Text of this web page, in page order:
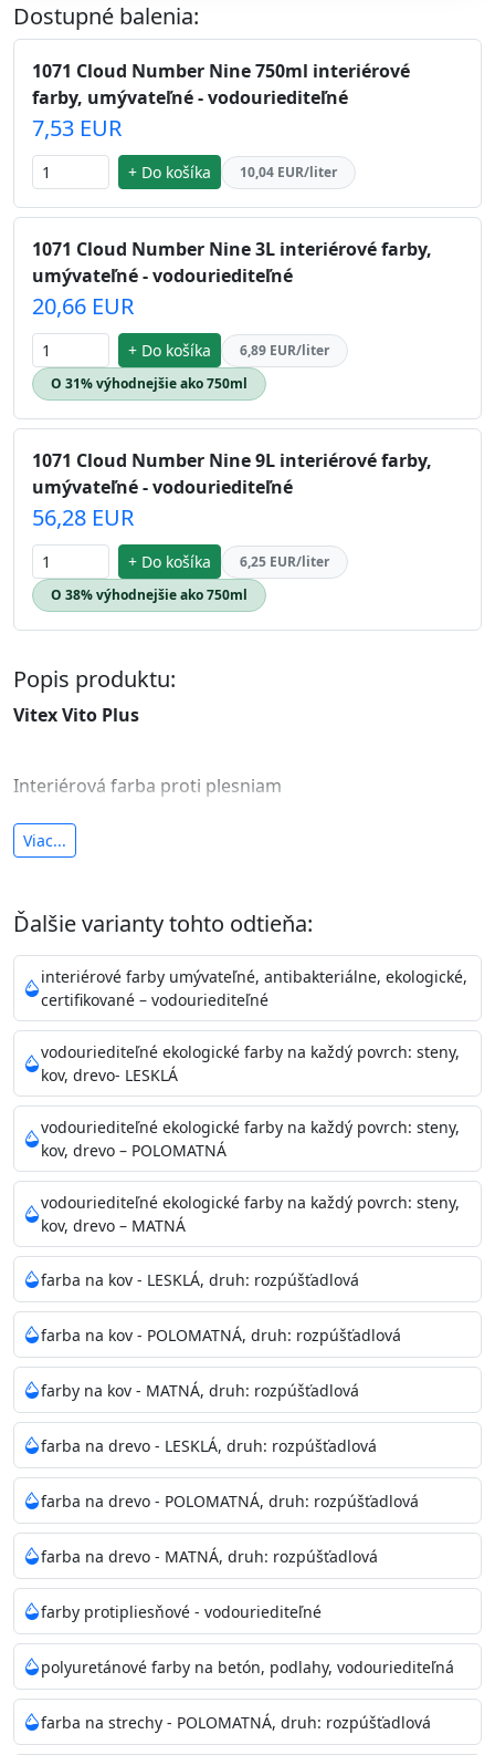
Dostupné balenia:
1071 Cloud Number Nine 750ml interiérové
farby, umývateľné - vodouriediteľné
7,53 EUR
+ Do košíka 10,04 EUR/liter
1071 Cloud Number Nine 3L interiérové farby,
umývateľné - vodouriediteľné
20,66 EUR
+ Do košíka
6,89 EUR/liter
O 31% výhodnejšie ako 750ml
1071 Cloud Number Nine 9L interiérové farby,
umývateľné - vodouriediteľné
56,28 EUR
+ Do košíka
6,25 EUR/liter
O 38% výhodnejšie ako 750ml
Popis produktu:
Vitex Vito Plus
Interiérová farba proti plesniam
antibakteriálna a umývateľná
Je interiérová protiplesňová farba s iónmi
Vďaka svojmu špeciálnemu zloženiu
znižuje (o 99,9%) množstvo baktérií na povrchu náteru.
Preto jevhodná na nátery priestor s
vysokými nárokmi na hygienickú čistotu ako sú
nemocnice, pôrodnice, operačné
sály, potravinárske priestory, detské izby, školy,
škôlky, telocvične, a samozrejme je
vhodná aj do bežných priestorov. Je plne umývateľná
(trieda 2 podľa EN 13300) pri
zachovaní priedušnosti vodných pár z natretých
povrchov. Má vynikajúcu kryciu schopnosť,
vysokú výdatnosť a výborný rozliv. Je možné ju tónovať v
bohatej škále odtieňov.
Odtieň: Biela + je možné tónovať podľa RAL, NCS,
Pantone
Informácie k aplikácií
Pred použitím farbu narieďte do 10% vodou podľa
spôsobu aplikácie. Dobre premiešajte a občas opakujte
aj počas náteru. Naneste jednu
vrstvu štetcom, valčekom alebo striekacou pištoľou
farba zasychá na dotyk po 30-60min./23°C po
dokonalom preschnutí minimálne 3-
4hod/23°C je možné aplikovať ďalšiu vrstvu náteru.
Doba schnutia je závislá na poveternostných
podmienkach s vyššou vlhkosťou a nižšou
teplotou sa doba schnutia predlžuje.
Viac...
Ďalšie varianty tohto odtieňa:
interiérové farby umývateľné, antibakteriálne, ekologické,
certifikované – vodouriediteľné
vodouriediteľné ekologické farby na každý povrch: steny,
kov, drevo- LESKLÁ
vodouriediteľné ekologické farby na každý povrch: steny,
kov, drevo – POLOMATNÁ
vodouriediteľné ekologické farby na každý povrch: steny,
kov, drevo – MATNÁ
farba na kov - LESKLÁ, druh: rozpúšťadlová
farba na kov - POLOMATNÁ, druh: rozpúšťadlová
farby na kov - MATNÁ, druh: rozpúšťadlová
farba na drevo - LESKLÁ, druh: rozpúšťadlová
farba na drevo - POLOMATNÁ, druh: rozpúšťadlová
farba na drevo - MATNÁ, druh: rozpúšťadlová
farby protipliesňové - vodouriediteľné
polyuretánové farby na betón, podlahy, vodouriediteľná
farba na strechy - POLOMATNÁ, druh: rozpúšťadlová